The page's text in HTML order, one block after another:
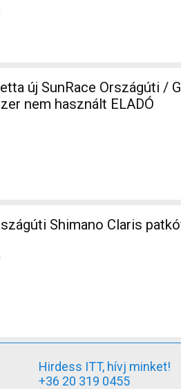
új SunRace Országúti /
nem használt ELADÓ
Shimano Claris
Hirdess ITT, hívj minket!
+36 20 319 0455